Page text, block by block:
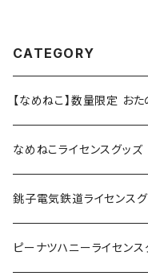
CATEGORY
【なめねこ】数量限定 お
なめねこライセンスグッズ
Tシャツ
キャップ
銚子電気鉄道ライセンス
ステッカー
ピーナツハニーライセンス